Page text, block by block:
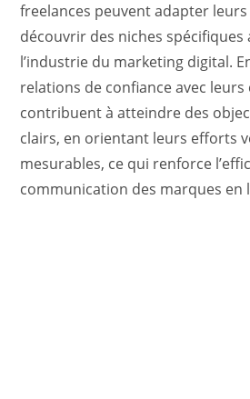
freelances peuvent adapter
découvrir des niches spécifiques
l’industrie du marketing digital.
relations de confiance avec leurs
contribuent à atteindre des
clairs, en orientant leurs efforts
mesurables, ce qui renforce
communication des marques en